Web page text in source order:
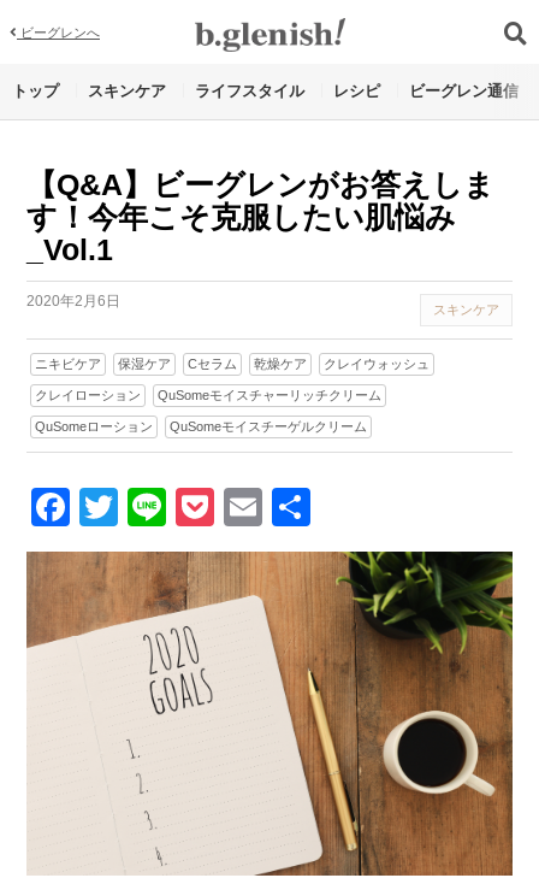
ビーグレンへ
トップ スキンケア ライフスタイル レシピ ビーグレン通信
【Q&A】ビーグレンがお答えしま
す！今年こそ克服したい肌悩み
_Vol.1
2020年2月6日 スキンケア
ニキビケア 保湿ケア Cセラム 乾燥ケア クレイウォッシュ
クレイローション QuSomeモイスチャーリッチクリーム
QuSomeローション QuSomeモイスチーゲルクリーム
Facebook
Twitter
LinePocket
Email